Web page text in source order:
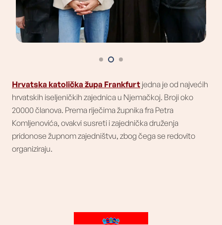
Hrvatska katolička župa Frankfurt jedna je od najvećih
hrvatskih iseljeničkih zajednica u Njemačkoj. Broji oko
20000 članova. Prema riječima župnika fra Petra
Komljenovića, ovakvi susreti i zajednička druženja
pridonose župnom zajedništvu, zbog čega se redovito
organiziraju.